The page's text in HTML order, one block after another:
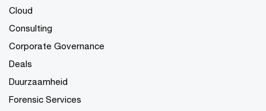
Cloud
Consulting
Corporate Governance
Deals
Duurzaamheid
Forensic Services